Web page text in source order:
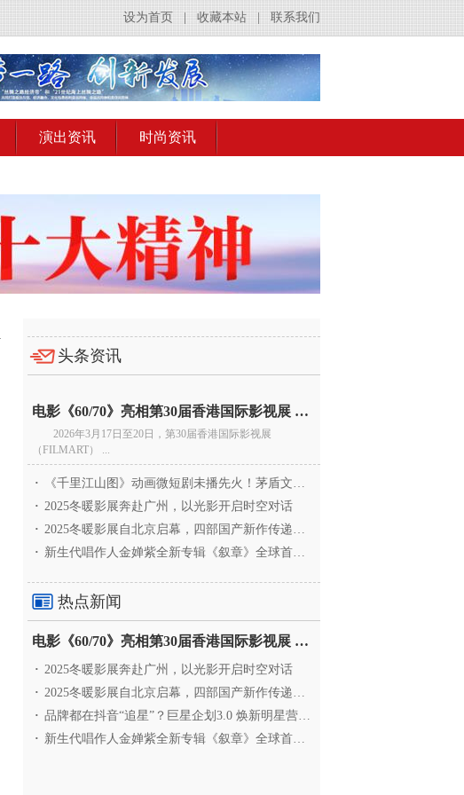
联系我们
收藏本站
设为首页
演出资讯 时尚资讯
头条资讯
电影《60/70》亮相第30届香港国际影视展 冲刺戛纳备
2026年3月17日至20日，第30届香港国际影视展
（FILMART） ...
·
《千里江山图》动画微短剧未播先火！茅盾文学奖IP首
· 2025冬暖影展奔赴广州，以光影开启时空对话
· 2025冬暖影展自北京启幕，四部国产新作传递银幕温情
· 新生代唱作人金婵紫全新专辑《叙章》全球首发，颠覆
热点新闻
电影《60/70》亮相第30届香港国际影视展 冲刺戛纳备
· 2025冬暖影展奔赴广州，以光影开启时空对话
· 2025冬暖影展自北京启幕，四部国产新作传递银幕温情
· 品牌都在抖音“追星”？巨星企划3.0 焕新明星营销，让
· 新生代唱作人金婵紫全新专辑《叙章》全球首发，颠覆